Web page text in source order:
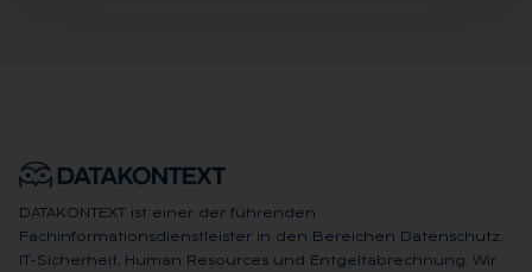
DATAKONTEXT ist einer der führenden
Fachinformationsdienstleister in den Bereichen Datenschutz,
IT-Sicherheit, Human Resources und Entgeltabrechnung. Wir